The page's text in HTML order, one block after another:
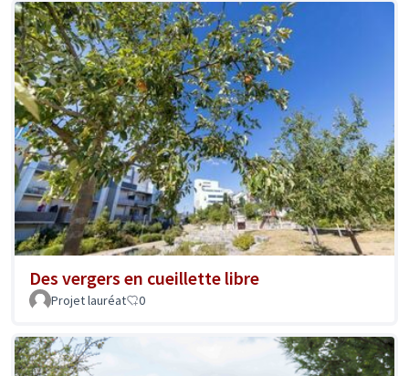
Des vergers en cueillette libre
Projet lauréat 0